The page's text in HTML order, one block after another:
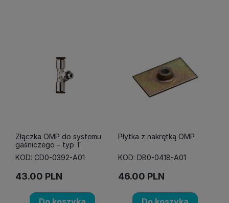
Złączka OMP do systemu
gaśniczego – typ T
KOD: CD0-0392-A01
43.00 PLN
Płytka z nakrętką OMP
KOD: DB0-0418-A01
46.00 PLN